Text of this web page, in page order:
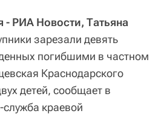
РИА Новости, Татьяна
зарезали девять
погибшими в частном
Краснодарского
детей, сообщает в
служба краевой